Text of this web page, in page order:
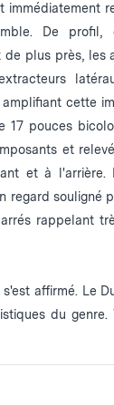
De profil,
de plus près, les
cette
pouces
et
et à l'arrière.
regard souligné
rappelant
affirmé. Le
du